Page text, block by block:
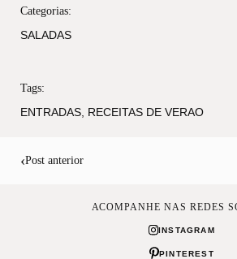
Categorias:
SALADAS
Tags:
ENTRADAS RECEITAS DE VERAO
‹Post anterior
ACOMPANHE NAS REDES
INSTAGRAM
PINTEREST